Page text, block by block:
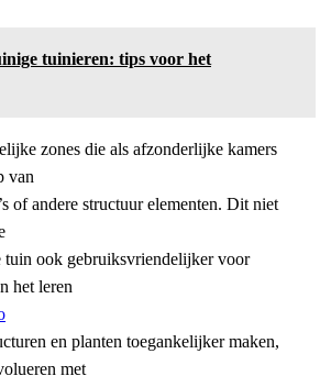
tuinieren: tips voor het
zones die als afzonderlijke kamers
van
of andere structuur elementen. Dit niet
tuin ook gebruiksvriendelijker voor
het leren
en planten toegankelijker maken,
met